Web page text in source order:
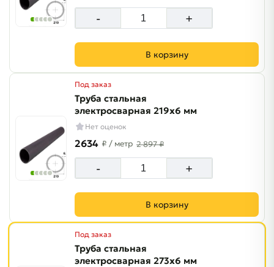
- +
В корзину
Под заказ
Труба стальная
электросварная 219х6 мм
Нет оценок
2634 ₽ / метр 2 897 ₽
- +
В корзину
Под заказ
Труба стальная
электросварная 273х6 мм